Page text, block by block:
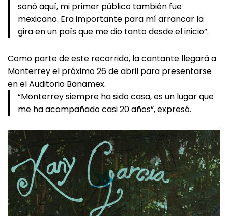
sonó aquí, mi primer público también fue
mexicano. Era importante para mí arrancar la
gira en un país que me dio tanto desde el inicio”.
Como parte de este recorrido, la cantante llegará a
Monterrey el próximo 26 de abril para presentarse
en el Auditorio Banamex.
“Monterrey siempre ha sido casa, es un lugar que
me ha acompañado casi 20 años”, expresó.